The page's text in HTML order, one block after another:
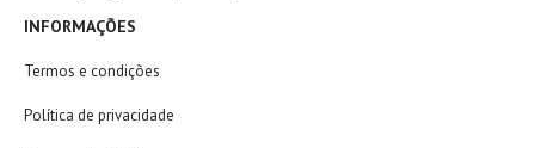
INFORMAÇÕES
Termos e condições
Política de privacidade